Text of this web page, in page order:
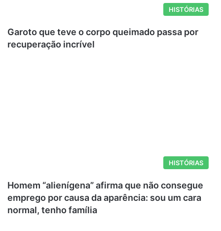
HISTÓRIAS
Garoto que teve o corpo queimado passa por
recuperação incrível
HISTÓRIAS
Homem “alienígena” afirma que não consegue
emprego por causa da aparência: sou um cara
normal, tenho família